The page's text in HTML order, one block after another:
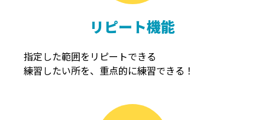
リピート機能
指定した範囲をリピートできる
練習したい所を、重点的に練習できる！